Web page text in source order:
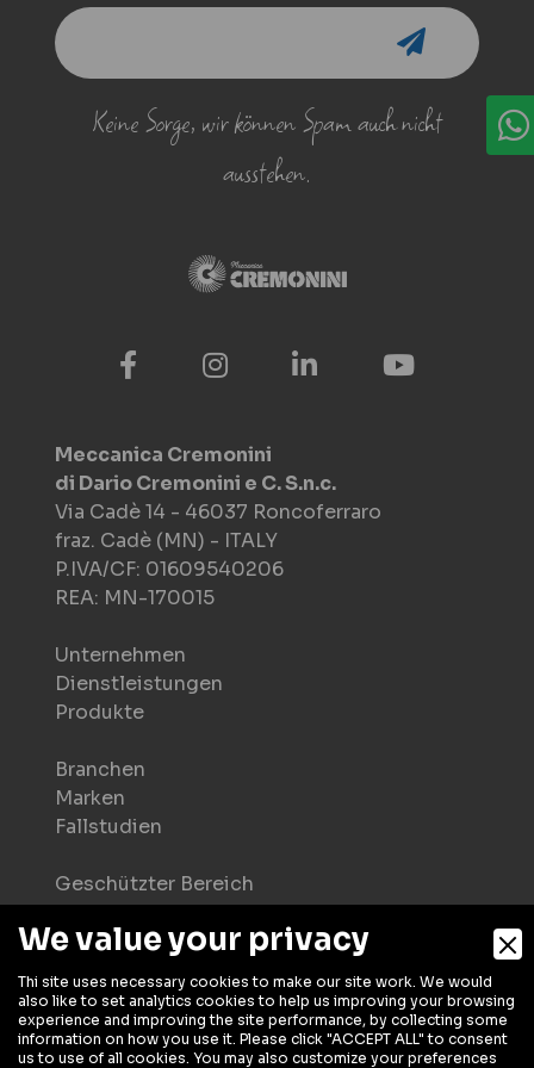
Keine Sorge, wir können Spam auch nicht
ausstehen.
Meccanica Cremonini
di Dario Cremonini e C. S.n.c.
Via Cadè 14 - 46037 Roncoferraro
fraz. Cadè (MN) - ITALY
P.IVA/CF: 01609540206
REA: MN-170015
Unternehmen
Dienstleistungen
Produkte
Branchen
Marken
Fallstudien
Geschützter Bereich
Herunterladen
Häufig gestellte Fragen
Kontakt
Arbeiten bei uns
Newsletter
We value your privacy
Thi site uses necessary cookies to make our site work. We would
also like to set analytics cookies to help us improving your browsing
experience and improving the site performance, by collecting some
information on how you use it. Please click "ACCEPT ALL" to consent
us to use of all cookies. You may also customize your preferences